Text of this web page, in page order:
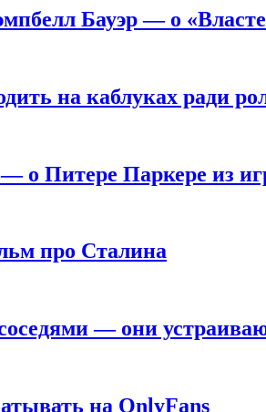
Бауэр — о
на каблуках ради
о Питере Паркере из
про Сталина
— они
на OnlyFans